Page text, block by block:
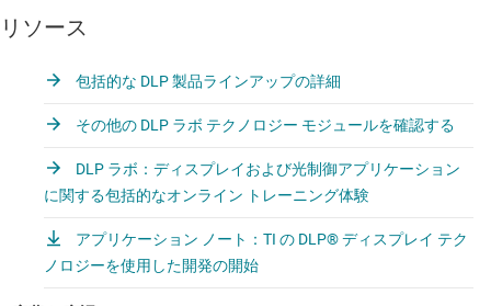
リソース
包括的な DLP 製品ラインアップの詳細
その他の DLP ラボ テクノロジー モジュールを確認する
DLP ラボ：ディスプレイおよび光制御アプリケーション
に関する包括的なオンライン トレーニング体験
アプリケーション ノート：TI の DLP® ディスプレイ テク
ノロジーを使用した開発の開始